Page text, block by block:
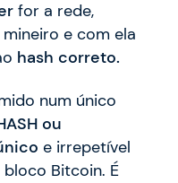
for a rede,
e com ela
hash correto.
num único
ou
e irrepetível
Bitcoin. É